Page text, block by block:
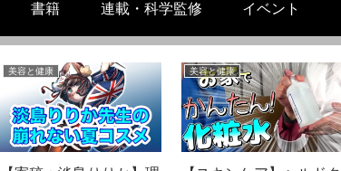
書籍 連載・科学監修 イベント
美容と健康 美容と健康